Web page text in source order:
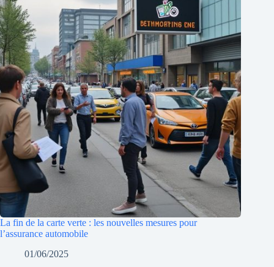
La fin de la carte verte : les nouvelles mesures pour
l’assurance automobile
01/06/2025